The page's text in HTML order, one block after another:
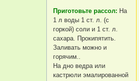
Приготовьте рассол: На
1 л воды 1 ст. л. (с
горкой) соли и 1 ст. л.
сахара. Прокипятить.
Заливать можно и
горячим..
На дно ведра или
кастрюли эмалированной